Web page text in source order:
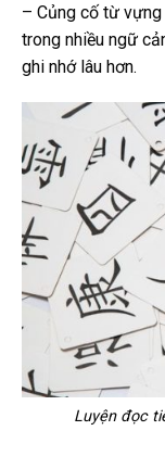
– Củng cố từ
trong nhiều ngữ
ghi nhớ lâu hơn.
Luyện đọc